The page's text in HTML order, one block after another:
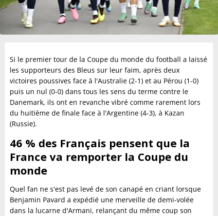
Si le premier tour de la Coupe du monde du football a laissé
les supporteurs des Bleus sur leur faim, après deux
victoires poussives face à l'Australie (2-1) et au Pérou (1-0)
puis un nul (0-0) dans tous les sens du terme contre le
Danemark, ils ont en revanche vibré comme rarement lors
du huitième de finale face à l'Argentine (4-3), à Kazan
(Russie).
46 % des Français pensent que la
France va remporter la Coupe du
monde
Quel fan ne s'est pas levé de son canapé en criant lorsque
Benjamin Pavard a expédié une merveille de demi-volée
dans la lucarne d'Armani, relançant du même coup son